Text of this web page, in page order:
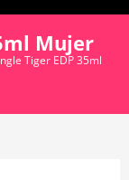
Mujer
Tiger EDP 35ml